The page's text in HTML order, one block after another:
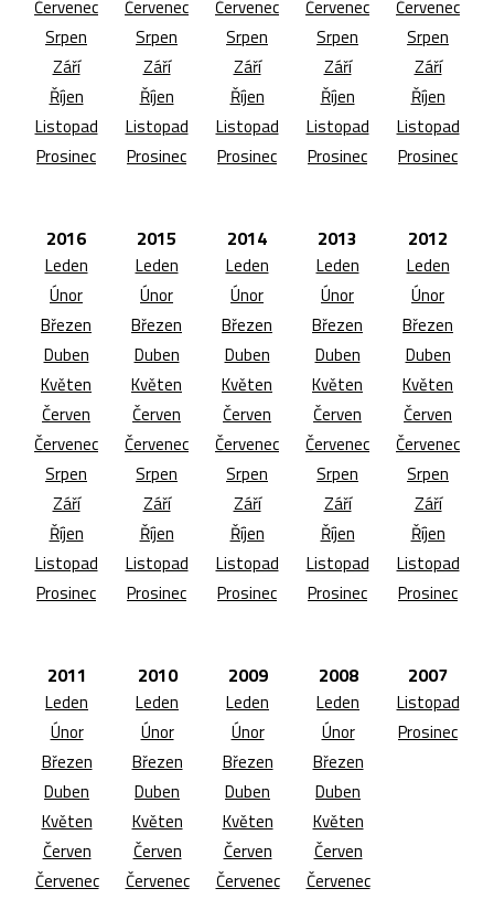
Červenec
Srpen
Září
Říjen
Listopad
Prosinec
Červenec
Srpen
Září
Říjen
Listopad
Prosinec
Červenec
Srpen
Září
Říjen
Listopad
Prosinec
Červenec
Srpen
Září
Říjen
Listopad
Prosinec
Červenec
Srpen
Září
Říjen
Listopad
Prosinec
2016
Leden
Únor
Březen
Duben
Květen
Červen
Červenec
Srpen
Září
Říjen
Listopad
Prosinec
2015
Leden
Únor
Březen
Duben
Květen
Červen
Červenec
Srpen
Září
Říjen
Listopad
Prosinec
2014
Leden
Únor
Březen
Duben
Květen
Červen
Červenec
Srpen
Září
Říjen
Listopad
Prosinec
2013
Leden
Únor
Březen
Duben
Květen
Červen
Červenec
Srpen
Září
Říjen
Listopad
Prosinec
2012
Leden
Únor
Březen
Duben
Květen
Červen
Červenec
Srpen
Září
Říjen
Listopad
Prosinec
2011
Leden
Únor
Březen
Duben
Květen
Červen
Červenec
2010
Leden
Únor
Březen
Duben
Květen
Červen
Červenec
2009
Leden
Únor
Březen
Duben
Květen
Červen
Červenec
2008
Leden
Únor
Březen
Duben
Květen
Červen
Červenec
2007
Listopad
Prosinec